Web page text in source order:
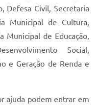
Defesa Civil, Secretaria
Municipal de Cultura,
Municipal de Educação,
Social,
e Geração de Renda e
ajuda podem entrar em